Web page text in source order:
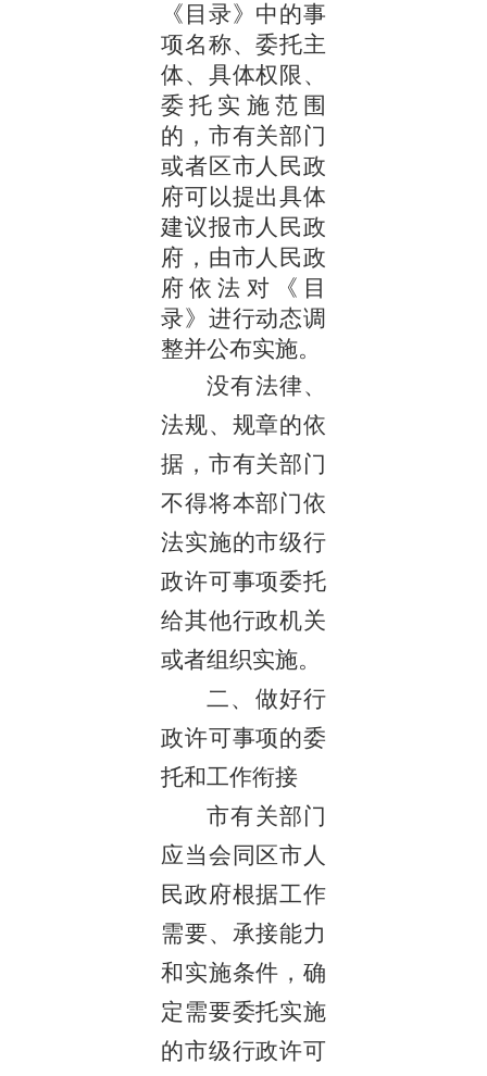
《目录》中的事
项名称、委托主
体、具体权限、
委托实施范围
的，市有关部门
或者区市人民政
府可以提出具体
建议报市人民政
府，由市人民政
府依法对《目
录》进行动态调
整并公布实施。
没有法律、
法规、规章的依
据，市有关部门
不得将本部门依
法实施的市级行
政许可事项委托
给其他行政机关
或者组织实施。
二、做好行
政许可事项的委
托和工作衔接
市有关部门
应当会同区市人
民政府根据工作
需要、承接能力
和实施条件，确
定需要委托实施
的市级行政许可